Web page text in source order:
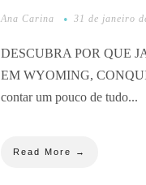
Ana Carina 31 de janeiro
DESCUBRA POR QUE
EM WYOMING,
contar um pouco de tudo...
Read More →